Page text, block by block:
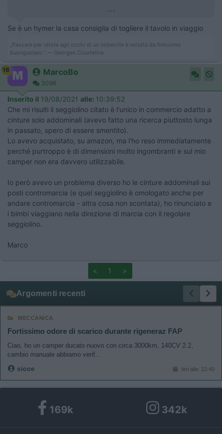
...
Se è un hymer la casa consiglia di togliere il tavolo in viaggio
„Passare per idiota agli occhi di un imbecille è voluttà da finissimo
buongustaio.“ — Georges Courteline
16 MarcoBo
3096
Inserito il 19/08/2021 alle: 10:39:52
Che mi risulti il seggiolino citato è l'unico in commercio adatto a
cinture solo addominali (avevo fatto una ricerca piuttosto lunga
in passato, spero di essere smentito).
Lo avevo acquistato, su amazon, ma l'ho reso immediatamente
perché purtroppo è di dimensioni molto ingombranti e sul mio
camper non era davvero utilizzabile.
Io però avevo un problema diverso ho le cinture addominali sui
posti contromarcia (e quel seggiolino è omologato anche per
andare contromarcia - altra cosa non scontata), ho rinunciato e
i bimbi viaggiano nella direzione di marcia con il regolare
seggiolino.
Marco
< 1 >
Argomenti recenti
MECCANICA
Fortissimo odore di scarico durante rigeneraz FAP
Ciao, ho un camper ducato nuovo con circa 3000km, 140CV 2.2,
cambio manuale abbiamo verif...
sicce Ieri alle: 22:40
169k 342k